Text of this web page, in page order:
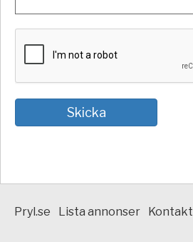
Pryl.se Lista annonser Kontakt